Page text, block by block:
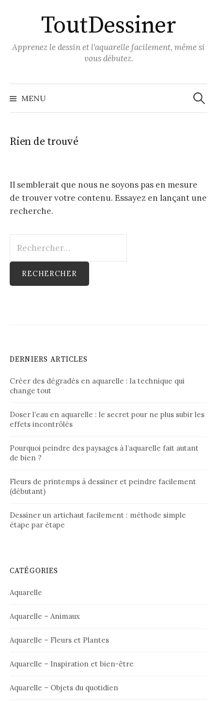
ToutDessiner
Apprenez le dessin et l'aquarelle facilement, même si
vous débutez.
MENU
Rien de trouvé
Il semblerait que nous ne soyons pas en mesure
de trouver votre contenu. Essayez en lançant une
recherche.
Rechercher :
DERNIERS ARTICLES
Créer des dégradés en aquarelle : la technique qui
change tout
Doser l’eau en aquarelle : le secret pour ne plus subir les
effets incontrôlés
Pourquoi peindre des paysages à l’aquarelle fait autant
de bien ?
Fleurs de printemps à dessiner et peindre facilement
(débutant)
Dessiner un artichaut facilement : méthode simple
étape par étape
CATÉGORIES
Aquarelle
Aquarelle – Animaux
Aquarelle – Fleurs et Plantes
Aquarelle – Inspiration et bien-être
Aquarelle – Objets du quotidien